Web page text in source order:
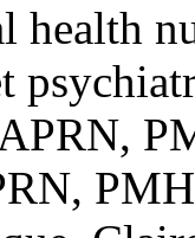
health